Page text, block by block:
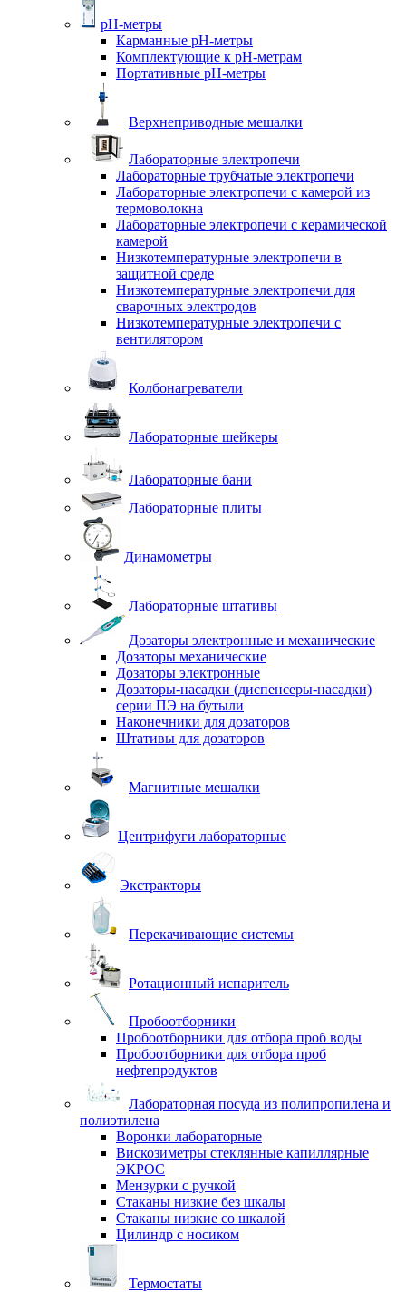
pH-метры
Карманные pH-метры
Комплектующие к pH-метрам
Портативные pH-метры
Верхнеприводные мешалки
Лабораторные электропечи
Лабораторные трубчатые электропечи
Лабораторные электропечи с камерой из
термоволокна
Лабораторные электропечи с керамической
камерой
Низкотемпературные электропечи в
защитной среде
Низкотемпературные электропечи для
cварочных электродов
Низкотемпературные электропечи с
вентилятором
Колбонагреватели
Лабораторные шейкеры
Лабораторные бани
Лабораторные плиты
Динамометры
Лабораторные штативы
Дозаторы электронные и механические
Дозаторы механические
Дозаторы электронные
Дозаторы-насадки (диспенсеры-насадки)
серии ПЭ на бутыли
Наконечники для дозаторов
Штативы для дозаторов
Магнитные мешалки
Центрифуги лабораторные
Экстракторы
Перекачивающие системы
Ротационный испаритель
Пробоотборники
Пробоотборники для отбора проб воды
Пробоотборники для отбора проб
нефтепродуктов
Лабораторная посуда из полипропилена и
полиэтилена
Воронки лабораторные
Вискозиметры стеклянные капиллярные
ЭКРОС
Мензурки с ручкой
Стаканы низкие без шкалы
Стаканы низкие со шкалой
Цилиндр с носиком
Термостаты